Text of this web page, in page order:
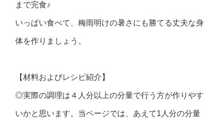
まで完食♪
いっぱい食べて、梅雨明けの暑さにも勝てる丈夫な身
体を作りましょう。
【材料およびレシピ紹介】
◎実際の調理は４人分以上の分量で行う方が作りやす
いかと思います。当ページでは、あえて1人分の分量